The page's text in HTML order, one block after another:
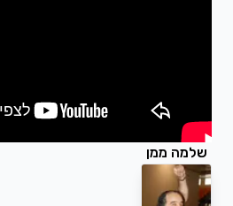
שלמה ממן